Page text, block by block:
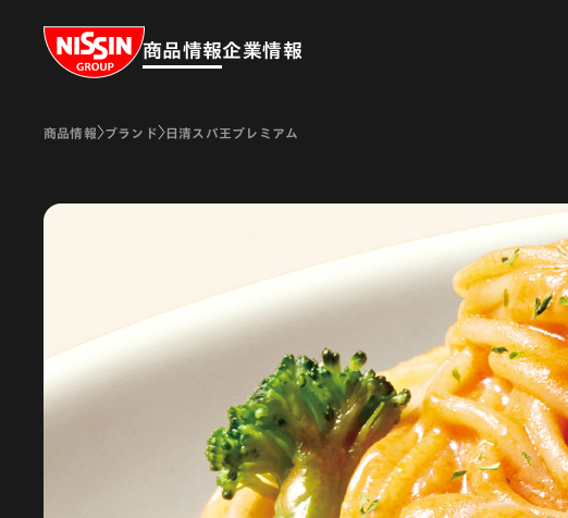
Nissin Group
商品情報企業情報
商品情報 ブランド 日清スパ王プレミアム